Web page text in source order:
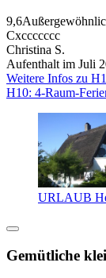
9,6
Cxccccccc
Christina S.
Aufenthalt im Juli
Weitere Infos zu
H10: 4-Raum-
URLAUB
Gemütliche